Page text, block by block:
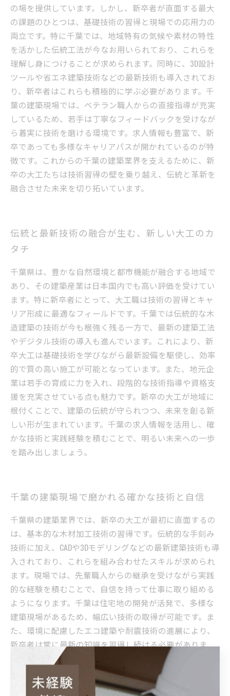
の場を提供しています。しかし、新卒者が直面する最大
の課題のひとつは、基礎技術の習得と現場での応用力の
両立です。特に千葉では、地域特有の気候や素材の特性
を活かした伝統工法が今なお用いられており、これらを
理解し身につけることが求められます。同時に、3D設計
ツールや省エネ建築技術などの最新技術も導入されてお
り、新卒者はこれらも積極的に学ぶ必要があります。千
葉の建築現場では、ベテラン職人からの直接指導が充実
しているため、若手は丁寧なフィードバックを受けなが
ら着実に技術を磨ける環境です。求人情報も豊富で、新
卒であっても多様なキャリアパスが開かれているのが特
徴です。これからの千葉の建築業界を支えるために、新
卒の大工たちは技術習得の壁を乗り越え、伝統と革新を
融合させた未来を切り拓いています。
伝統と最新技術の融合が生む、新しい大工のカ
タチ
千葉県は、豊かな自然環境と都市機能が融合する地域で
あり、その建築産業は日本国内でも高い評価を受けてい
ます。特に新卒者にとって、大工職は技術の習得とキャ
リア形成に最適なフィールドです。千葉では伝統的な木
造建築の技術が今も根強く残る一方で、最新の建築工法
やデジタル技術の導入も進んでいます。これにより、新
卒大工は基礎技術を学びながら最新設備を駆使し、効率
的で質の高い施工が可能となっています。また、地元企
業は若手の育成に力を入れ、段階的な技術指導や資格支
援を充実させている点も魅力です。新卒の大工が地域に
根付くことで、建築の伝統が守られつつ、未来を創る新
しい形が生まれています。千葉の求人情報を活用し、確
かな技術と実践経験を積むことで、明るい未来への一歩
を踏み出しましょう。
千葉の建築現場で磨かれる確かな技術と自信
千葉県の建築業界では、新卒の大工が最初に直面するの
は、基本的な木材加工技術の習得です。伝統的な手刻み
技術に加え、CADや3Dモデリングなどの最新建築技術も導
入されており、これらを組み合わせたスキルが求められ
ます。現場では、先輩職人からの継承を受けながら実践
的な経験を積むことで、自信を持って仕事に取り組める
ようになります。千葉は住宅地の開発が活発で、多様な
建築現場があるため、幅広い技術の取得が可能です。ま
た、環境に配慮したエコ建築や耐震技術の進展により、
新卒者は常に最新の知識を習得し続ける必要がありま
す。正社員や見習いとしての求人も豊富で、将来のキャ
リアパスには現場監督や設計技術者への道も開かれてい
ます。千葉の大工職は、確かな技術と現場経験を兼ね備